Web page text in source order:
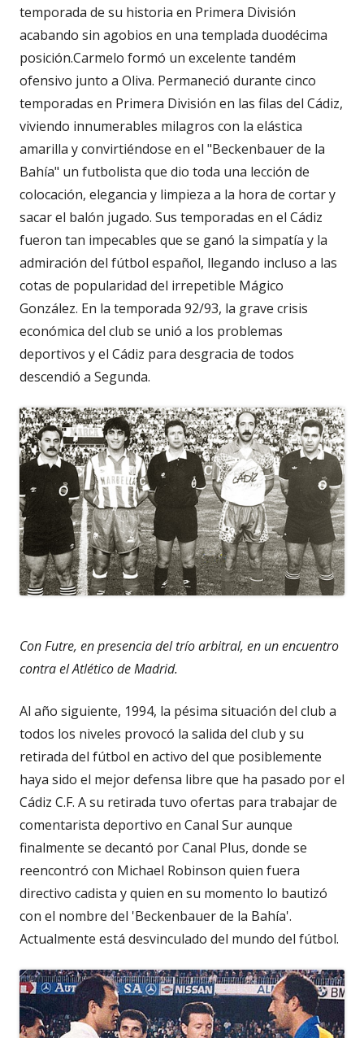
temporada de su historia en Primera División
acabando sin agobios en una templada duodécima
posición.Carmelo formó un excelente tandém
ofensivo junto a Oliva. Permaneció durante cinco
temporadas en Primera División en las filas del Cádiz,
viviendo innumerables milagros con la elástica
amarilla y convirtiéndose en el "Beckenbauer de la
Bahía" un futbolista que dio toda una lección de
colocación, elegancia y limpieza a la hora de cortar y
sacar el balón jugado. Sus temporadas en el Cádiz
fueron tan impecables que se ganó la simpatía y la
admiración del fútbol español, llegando incluso a las
cotas de popularidad del irrepetible Mágico
González. En la temporada 92/93, la grave crisis
económica del club se unió a los problemas
deportivos y el Cádiz para desgracia de todos
descendió a Segunda.
Con Futre, en presencia del trío arbitral, en un encuentro
contra el Atlético de Madrid.
Al año siguiente, 1994, la pésima situación del club a
todos los niveles provocó la salida del club y su
retirada del fútbol en activo del que posiblemente
haya sido el mejor defensa libre que ha pasado por el
Cádiz C.F. A su retirada tuvo ofertas para trabajar de
comentarista deportivo en Canal Sur aunque
finalmente se decantó por Canal Plus, donde se
reencontró con Michael Robinson quien fuera
directivo cadista y quien en su momento lo bautizó
con el nombre del 'Beckenbauer de la Bahía'.
Actualmente está desvinculado del mundo del fútbol.